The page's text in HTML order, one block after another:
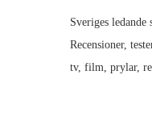
Sveriges
Recensioner,
tv, film, prylar,